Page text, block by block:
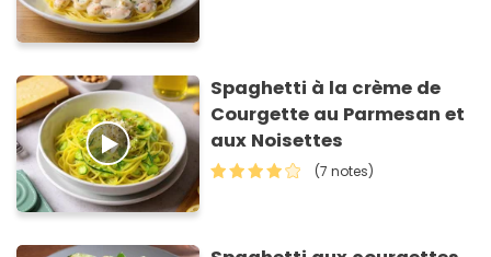
Spaghetti à la crème de
Courgette au Parmesan et
aux Noisettes
(7 notes)